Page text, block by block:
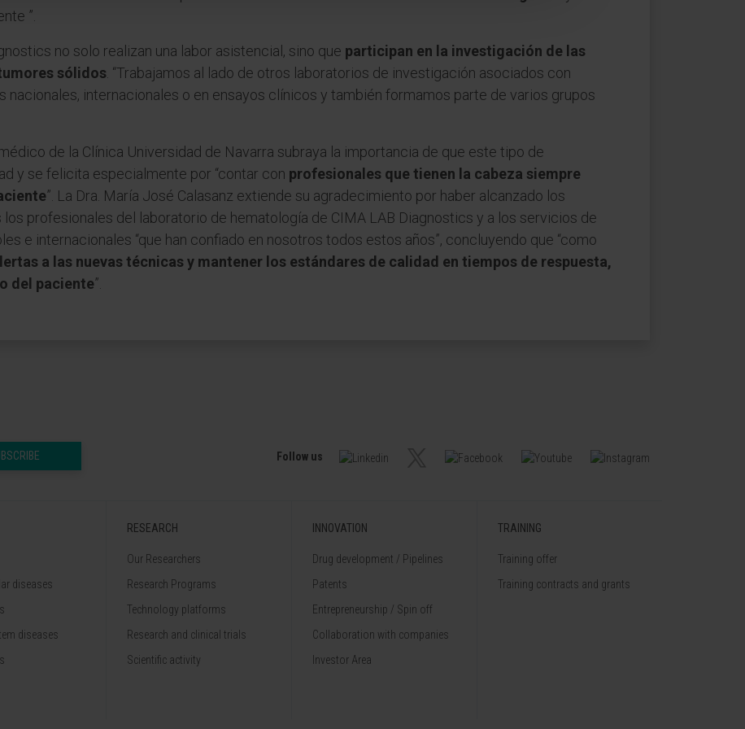
”.
no solo realizan una labor asistencial, sino que participan en la investigación de las
sólidos. “Trabajamos al lado de otros laboratorios de investigación asociados con
internacionales o en ensayos clínicos y también formamos parte de varios grupos
de la Clínica Universidad de Navarra subraya la importancia de que este tipo de
y se felicita especialmente por “contar con profesionales que tienen la cabeza siempre
”. La Dra. María José Calasanz extiende su agradecimiento por haber alcanzado los
profesionales del laboratorio de hematología de CIMA LAB Diagnostics y a los servicios de
e internacionales “que han confiado en nosotros todos estos años”, concluyendo que “como
a las nuevas técnicas y mantener los estándares de calidad en tiempos de respuesta,
del paciente”.
Follow us
diseases
diseases
RESEARCH
Our Researchers
Research Programs
Technology platforms
Research and clinical trials
Scientific activity
INNOVATION
Drug development / Pipelines
Patents
Entrepreneurship / Spin off
Collaboration with companies
Investor Area
TRAINING
Training offer
Training contracts and grants